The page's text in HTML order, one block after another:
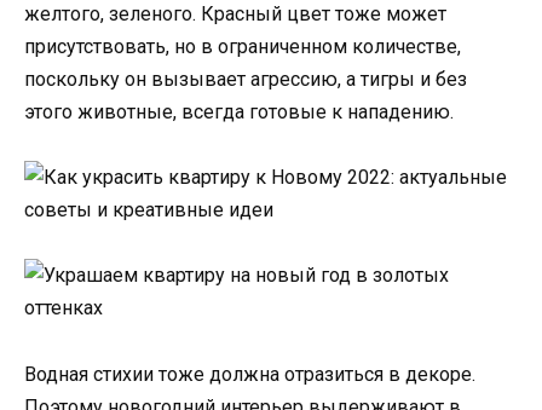
желтого, зеленого. Красный цвет тоже может
присутствовать, но в ограниченном количестве,
поскольку он вызывает агрессию, а тигры и без
этого животные, всегда готовые к нападению.
Водная стихии тоже должна отразиться в декоре.